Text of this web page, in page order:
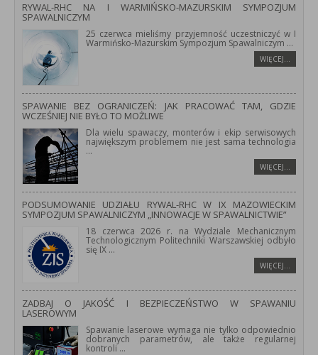
RYWAL-RHC NA I WARMIŃSKO-MAZURSKIM SYMPOZJUM
SPAWALNICZYM
25 czerwca mieliśmy przyjemność uczestniczyć w I
Warmińsko-Mazurskim Sympozjum Spawalniczym ...
WIĘCEJ…
SPAWANIE BEZ OGRANICZEŃ: JAK PRACOWAĆ TAM, GDZIE
WCZEŚNIEJ NIE BYŁO TO MOŻLIWE
Dla wielu spawaczy, monterów i ekip serwisowych
największym problemem nie jest sama technologia
...
WIĘCEJ…
PODSUMOWANIE UDZIAŁU RYWAL-RHC W IX MAZOWIECKIM
SYMPOZJUM SPAWALNICZYM „INNOWACJE W SPAWALNICTWIE”
18 czerwca 2026 r. na Wydziale Mechanicznym
Technologicznym Politechniki Warszawskiej odbyło
się IX ...
WIĘCEJ…
ZADBAJ O JAKOŚĆ I BEZPIECZEŃSTWO W SPAWANIU
LASEROWYM
Spawanie laserowe wymaga nie tylko odpowiednio
dobranych parametrów, ale także regularnej
kontroli...